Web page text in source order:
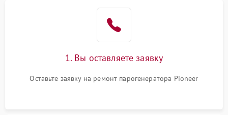
1. Вы оставляете заявку
Оставьте заявку на ремонт парогенератора Pioneer